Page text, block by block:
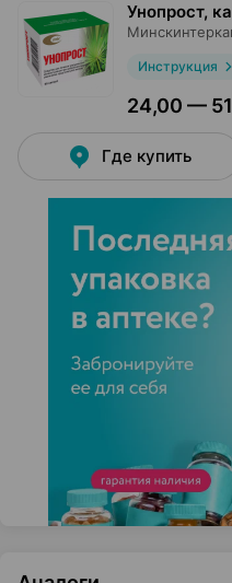
Унопрост,
Инструкция
24,00 —
Где купить